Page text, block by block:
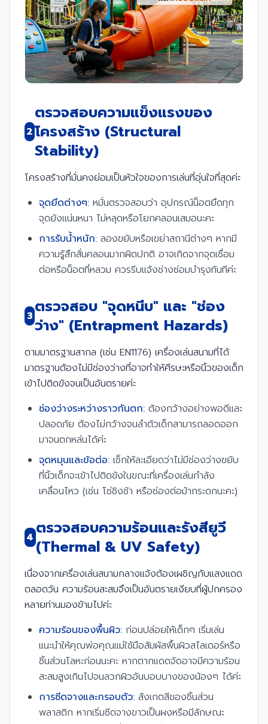
2
ตรวจสอบความแข็งแรงของ
โครงสร้าง (Structural
Stability)
โครงสร้างที่มั่นคงย่อมเป็นหัวใจของการเล่นที่อุ่นใจที่สุดค่ะ
จุดยึดต่างๆ: หมั่นตรวจสอบว่า อุปกรณ์น็อตยึดทุก
จุดยังแน่นหนา ไม่หลุดหรือโยกคลอนเสมอนะคะ
การรับน้ำหนัก: ลองขยับหรือเขย่าสถานีต่างๆ หากมี
ความรู้สึกสั่นคลอนมากผิดปกติ อาจเกิดจากจุดเชื่อม
ต่อหรือน็อตที่หลวม ควรรีบแจ้งช่างซ่อมบำรุงทันทีค่ะ
3 ตรวจสอบ "จุดหนีบ" และ "ช่อง
ว่าง" (Entrapment Hazards)
ตามมาตรฐานสากล (เช่น EN1176) เครื่องเล่นสนามที่ได้
มาตรฐานต้องไม่มีช่องว่างที่อาจทำให้ศีรษะหรือนิ้วของเด็ก
เข้าไปติดขังจนเป็นอันตรายค่ะ
ช่องว่างระหว่างราวกันตก: ต้องกว้างอย่างพอดีและ
ปลอดภัย ต้องไม่กว้างจนลำตัวเด็กสามารถลอดออก
มาจนตกหล่นได้ค่ะ
จุดหมุนและข้อต่อ: เช็กให้ละเอียดว่าไม่มีช่องว่างขยับ
ที่นิ้วเด็กจะเข้าไปติดขังในขณะที่เครื่องเล่นกำลัง
เคลื่อนไหว (เช่น โซ่ชิงช้า หรือช่องต่อม้ากระดกนะคะ)
4ตรวจสอบความร้อนและรังสียูวี
(Thermal & UV Safety)
เนื่องจากเครื่องเล่นสนามกลางแจ้งต้องเผชิญกับแสงแดด
ตลอดวัน ความร้อนสะสมจึงเป็นอันตรายเงียบที่ผู้ปกครอง
หลายท่านมองข้ามไปค่ะ
ความร้อนของพื้นผิว: ก่อนปล่อยให้เด็กๆ เริ่มเล่น
แนะนำให้คุณพ่อคุณแม่ใช้มือสัมผัสพื้นผิวสไลเดอร์หรือ
ชิ้นส่วนโลหะก่อนนะคะ หากตากแดดจัดอาจมีความร้อน
สะสมสูงเกินไปจนลวกผิวอันบอบบางของน้องๆ ได้ค่ะ
การซีดจางและกรอบตัว: สังเกตสีของชิ้นส่วน
พลาสติก หากเริ่มซีดจางขาวเป็นผงหรือมีลักษณะ